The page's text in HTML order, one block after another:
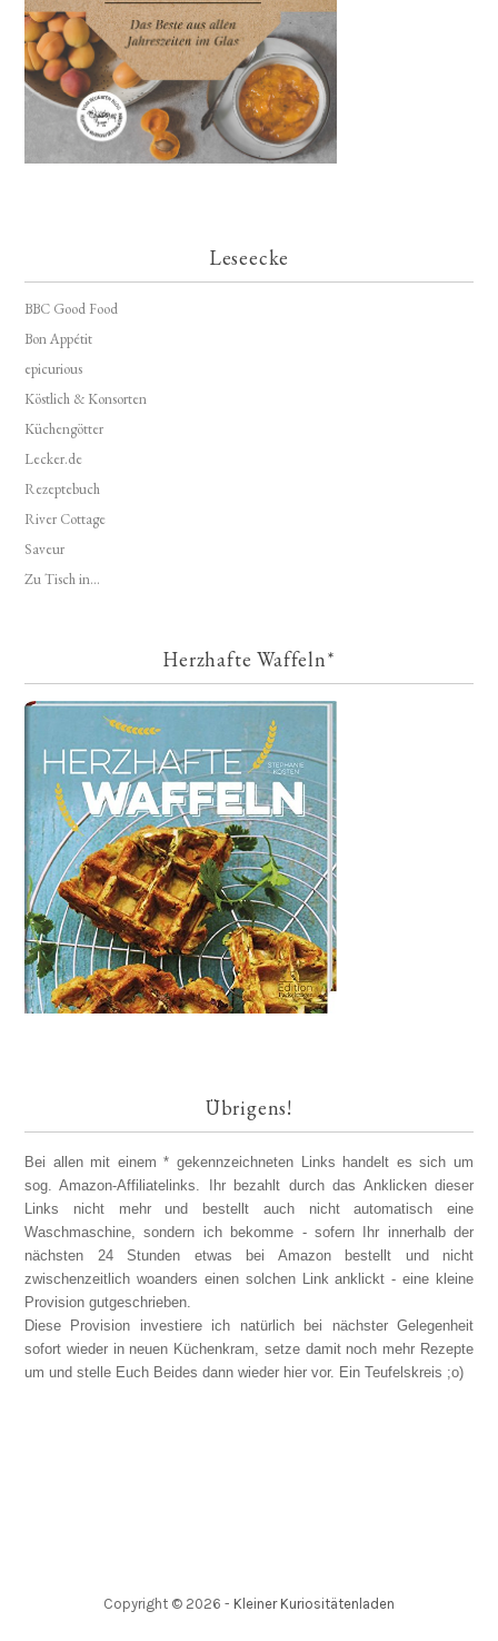
Leseecke
BBC Good Food
Bon Appétit
epicurious
Köstlich & Konsorten
Küchengötter
Lecker.de
Rezeptebuch
River Cottage
Saveur
Zu Tisch in...
Herzhafte Waffeln*
Übrigens!
Bei allen mit einem * gekennzeichneten Links handelt es sich um
sog. Amazon-Affiliatelinks. Ihr bezahlt durch das Anklicken dieser
Links nicht mehr und bestellt auch nicht automatisch eine
Waschmaschine, sondern ich bekomme - sofern Ihr innerhalb der
nächsten 24 Stunden etwas bei Amazon bestellt und nicht
zwischenzeitlich woanders einen solchen Link anklickt - eine kleine
Provision gutgeschrieben.
Diese Provision investiere ich natürlich bei nächster Gelegenheit
sofort wieder in neuen Küchenkram, setze damit noch mehr Rezepte
um und stelle Euch Beides dann wieder hier vor. Ein Teufelskreis ;o)
Copyright © 2026 - Kleiner Kuriositätenladen